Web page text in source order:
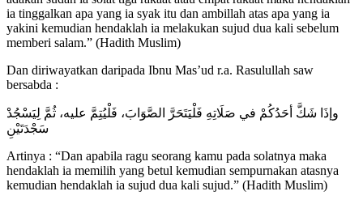
ia tinggalkan apa yang ia syak itu dan ambillah atas apa yang ia
yakini kemudian hendaklah ia melakukan sujud dua kali sebelum
memberi salam.” (Hadith Muslim)
Dan diriwayatkan daripada Ibnu Mas’ud r.a. Rasulullah saw
bersabda :
وإذَا شَكَّ أحَدُكُمْ في صَلَاتِهِ فَلْيَتَحَرَّ الصَّوَابَ، فَلْيُتِمَّ عليه، ثُمَّ لِيَسْجُدْ
سَجْدَتَيْنِ
Artinya : “Dan apabila ragu seorang kamu pada solatnya maka
hendaklah ia memilih yang betul kemudian sempurnakan atasnya
kemudian hendaklah ia sujud dua kali sujud.” (Hadith Muslim)